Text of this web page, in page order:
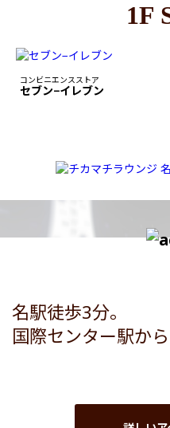
1F
コンビニエンスストア
セブン−イレブン
名駅徒歩3分。
国際センター駅か